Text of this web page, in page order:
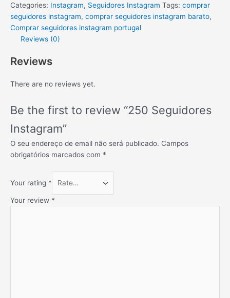
Categories: Instagram, Seguidores Instagram Tags: comprar
seguidores instagram, comprar seguidores instagram barato,
Comprar seguidores instagram portugal
Reviews (0)
Reviews
There are no reviews yet.
Be the first to review “250 Seguidores
Instagram”
O seu endereço de email não será publicado. Campos
obrigatórios marcados com *
Your rating *
Your review *